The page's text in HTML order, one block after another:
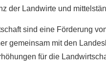
der Landwirte und
sind eine Förderung
gemeinsam mit den
für die